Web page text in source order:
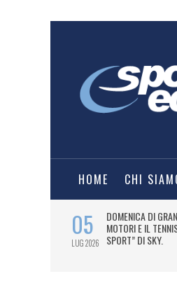
HOME CHI
05
LUG 2026
DOMENICA DI
MOTORI E IL
SPORT” DI SKY.